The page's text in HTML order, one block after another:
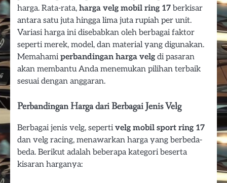
harga. Rata-rata, harga velg mobil ring 17 berkisar
antara satu juta hingga lima juta rupiah per unit.
Variasi harga ini disebabkan oleh berbagai faktor
seperti merek, model, dan material yang digunakan.
Memahamiperbandingan harga velg di pasaran
akan membantu Anda menemukan pilihan terbaik
sesuai dengan anggaran.
Perbandingan Harga dari Berbagai Jenis Velg
Berbagai jenis velg, sepertivelg mobil sport ring 17
dan velg racing, menawarkan harga yang berbeda-
beda. Berikut adalah beberapa kategori beserta
kisaran harganya: